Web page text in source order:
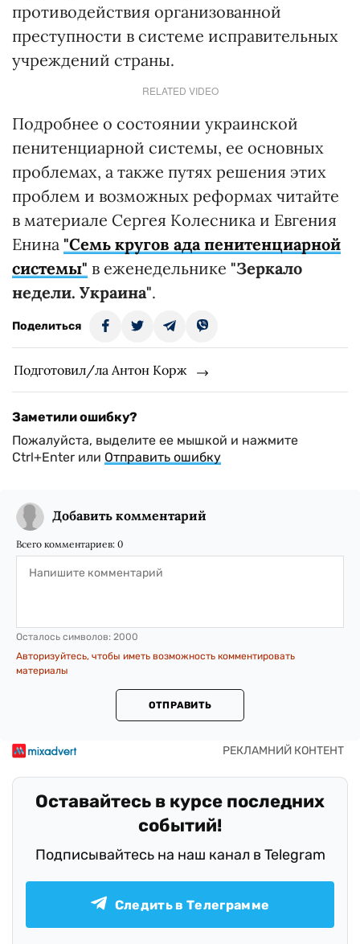
противодействия организованной
преступности в системе исправительных
учреждений страны.
RELATED VIDEO
Подробнее о состоянии украинской
пенитенциарной системы, ее основных
проблемах, а также путях решения этих
проблем и возможных реформах читайте
в материале Сергея Колесника и Евгения
Енина "Семь кругов ада пенитенциарной
системы" в еженедельнике "Зеркало
недели. Украина".
Поделиться
Подготовил/ла Антон Корж
Заметили ошибку?
Пожалуйста, выделите ее мышкой и нажмите
Ctrl+Enter или Отправить ошибку
Добавить комментарий
Всего комментариев: 0
Осталось символов: 2000
Авторизуйтесь, чтобы иметь возможность комментировать
материалы
ОТПРАВИТЬ
Оставайтесь в курсе последних
событий!
Подписывайтесь на наш канал в Telegram
Следить в Телеграмме